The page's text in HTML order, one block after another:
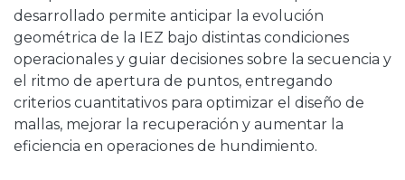
desarrollado permite anticipar la evolución
geométrica de la IEZ bajo distintas condiciones
operacionales y guiar decisiones sobre la secuencia y
el ritmo de apertura de puntos, entregando
criterios cuantitativos para optimizar el diseño de
mallas, mejorar la recuperación y aumentar la
eficiencia en operaciones de hundimiento.